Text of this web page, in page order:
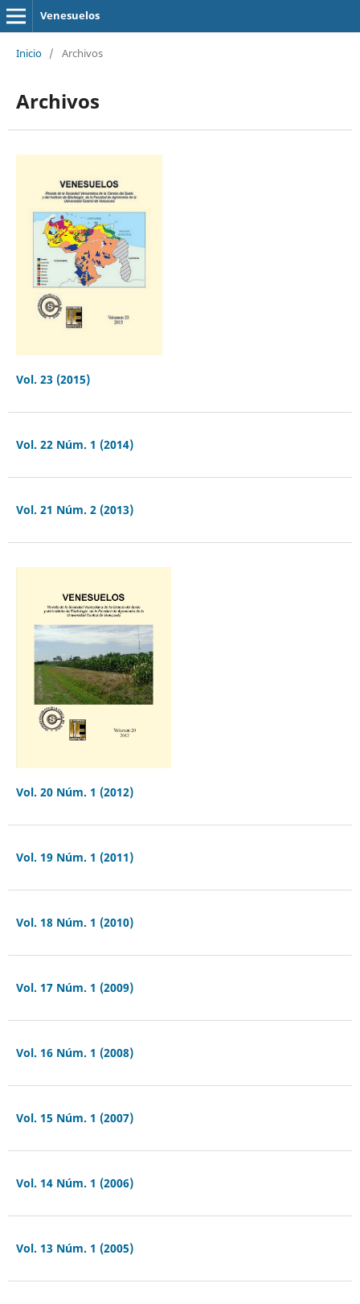
Venesuelos
Inicio / Archivos
Archivos
Vol. 23 (2015)
Vol. 22 Núm. 1 (2014)
Vol. 21 Núm. 2 (2013)
Vol. 20 Núm. 1 (2012)
Vol. 19 Núm. 1 (2011)
Vol. 18 Núm. 1 (2010)
Vol. 17 Núm. 1 (2009)
Vol. 16 Núm. 1 (2008)
Vol. 15 Núm. 1 (2007)
Vol. 14 Núm. 1 (2006)
Vol. 13 Núm. 1 (2005)